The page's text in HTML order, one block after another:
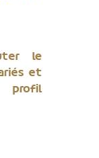
le
et
profil